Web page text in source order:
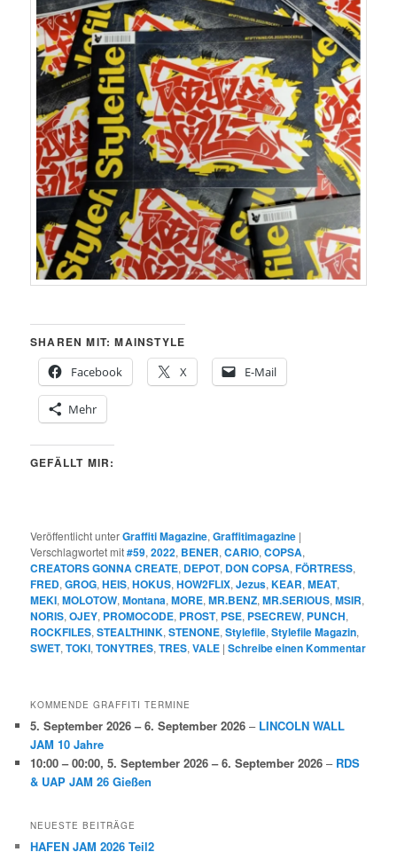
SHAREN MIT: MAINSTYLE
Facebook
X E-Mail
Mehr
GEFÄLLT MIR:
Veröffentlicht unterGraffiti Magazine,Graffitimagazine |
Verschlagwortet mit#59,2022, BENER,CARIO,COPSA,
CREATORS GONNA CREATE, DEPOT, DON COPSA,FÖRTRESS,
FRED,GROG,HEIS,HOKUS,HOW2FLIX,Jezus,KEAR,MEAT,
MEKI,MOLOTOW,Montana,MORE,MR.BENZ,MR.SERIOUS,MSIR,
NORIS,OJEY, PROMOCODE, PROST, PSE, PSECREW, PUNCH,
ROCKFILES,STEALTHINK,STENONE,Stylefile,Stylefile Magazin,
SWET,TOKI,TONYTRES,TRES,VALE |Schreibe einen Kommentar
KOMMENDE GRAFFITI TERMINE
5. September 2026 – 6. September 2026 – LINCOLN WALL
JAM 10 Jahre
10:00 – 00:00,5. September 2026 – 6. September 2026 – RDS
& UAP JAM 26 Gießen
NEUESTE BEITRÄGE
HAFEN JAM 2026 Teil2